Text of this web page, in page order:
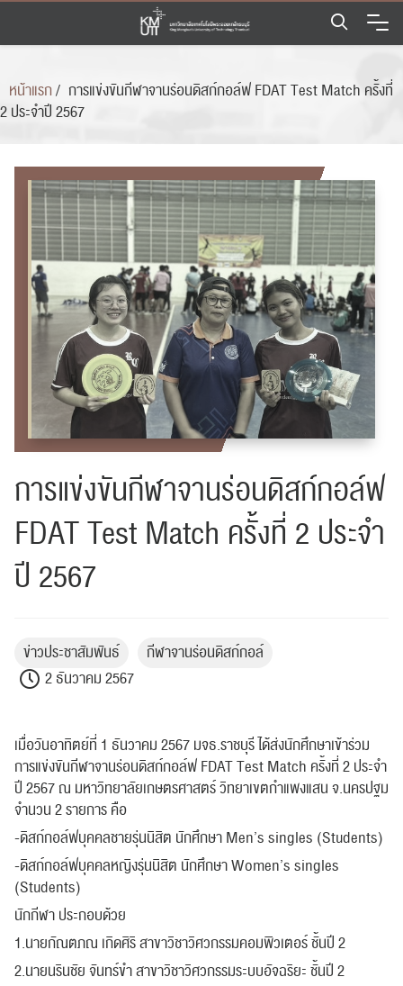
Skip
content
หน้าแรก/ การแข่งขันกีฬาจานร่อนดิสก์กอล์ฟ FDAT Test Match ครั้งที่
2 ประจำปี 2567
การแข่งขันกีฬาจานร่อนดิสก์กอล์ฟ
FDAT Test Match ครั้งที่ 2 ประจำ
ปี 2567
ข่าวประชาสัมพันธ์
กีฬาจานร่อนดิสก์กอล์
2 ธันวาคม 2567
เมื่อวันอาทิตย์ที่ 1 ธันวาคม 2567 มจธ.ราชบุรี ได้ส่งนักศึกษาเข้าร่วม
การแข่งขันกีฬาจานร่อนดิสก์กอล์ฟ FDAT Test Match ครั้งที่ 2 ประจำ
ปี 2567 ณ มหาวิทยาลัยเกษตรศาสตร์ วิทยาเขตกำแพงแสน จ.นครปฐม
จำนวน 2 รายการ คือ
-ดิสก์กอล์ฟบุคคลชายรุ่นนิสิต นักศึกษา Men’s singles (Students)
-ดิสก์กอล์ฟบุคคลหญิงรุ่นนิสิต นักศึกษา Women’s singles
(Students)
นักกีฬา ประกอบด้วย
1.นายกัณตภณ เกิดศิริ สาขาวิชาวิศวกรรมคอมพิวเตอร์ ชั้นปี 2
2.นายนรินชัย จันทร์ขำ สาขาวิชาวิศวกรรมระบบอัจฉริยะ ชั้นปี 2